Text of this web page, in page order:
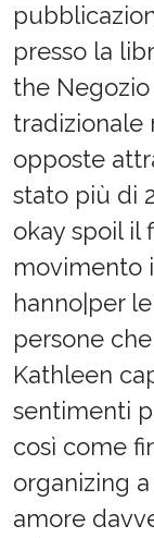
presso la
the Negozio
tradizionale
opposte
stato più di
okay spoil il
movimento
hanno|per
persone
Kathleen
sentimenti
così come
organizing
amore